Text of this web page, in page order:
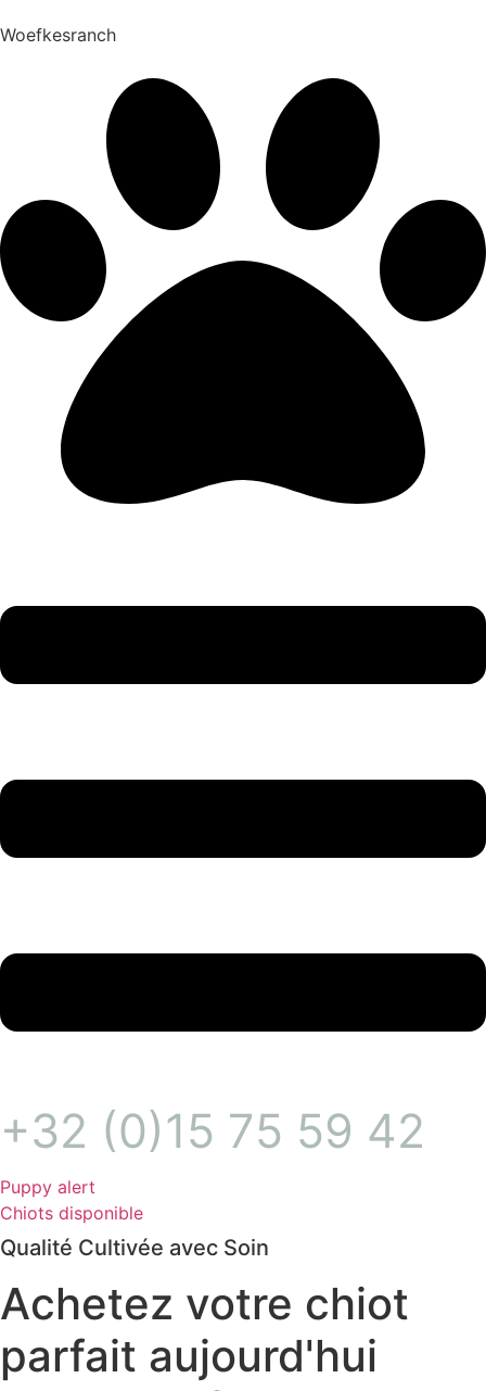
Woefkesranch
+32 (0)15 75 59 42
Puppy alert
Chiots disponible
Qualité Cultivée avec Soin
Achetez votre chiot
parfait aujourd'hui